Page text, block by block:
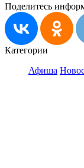
Поделитесь
Категории
Афиша